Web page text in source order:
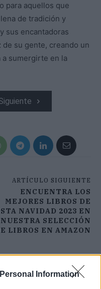
Information
para aquellos que
de tradición y
sus encantadoras
de su gente, creando un
sumergirte en la
ARTÍCULO SIGUIENTE
ENCUENTRA LOS
MEJORES LIBROS DE
NAVIDAD 2023 EN
NUESTRA SELECCIÓN
LIBROS EN AMAZON